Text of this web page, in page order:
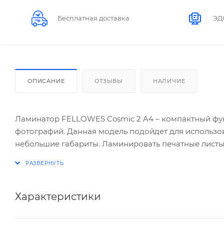
Бесплатная доставка
ОПИСАНИЕ ОТЗЫВЫ НАЛИЧИЕ
Ламинатор FELLOWES Cosmic 2 A4 – компактный
фотографий. Данная модель подойдет для
небольшие габариты. Ламинировать печатные
модель еще более привлекательной.
Характеристики